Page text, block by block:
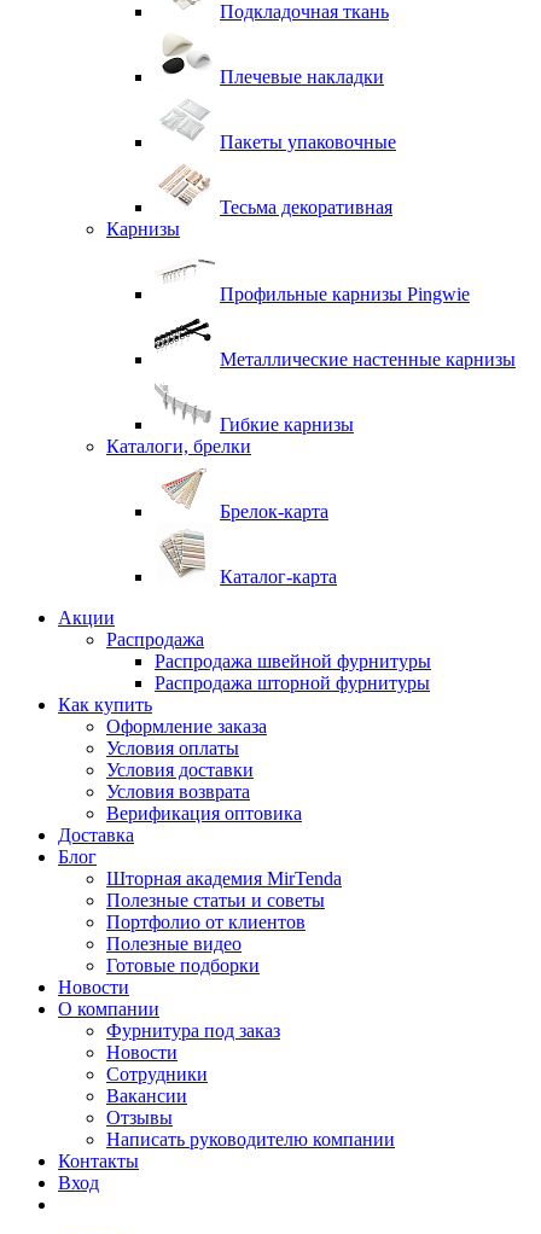
Подкладочная ткань
Плечевые накладки
Пакеты упаковочные
Тесьма декоративная
Карнизы
Профильные карнизы Pingwie
Металлические настенные карнизы
Гибкие карнизы
Каталоги, брелки
Брелок-карта
Каталог-карта
Акции
Распродажа
Распродажа швейной фурнитуры
Распродажа шторной фурнитуры
Как купить
Оформление заказа
Условия оплаты
Условия доставки
Условия возврата
Верификация оптовика
Доставка
Блог
Шторная академия MirTenda
Полезные статьи и советы
Портфолио от клиентов
Полезные видео
Готовые подборки
Новости
О компании
Фурнитура под заказ
Новости
Сотрудники
Вакансии
Отзывы
Написать руководителю компании
Контакты
Вход